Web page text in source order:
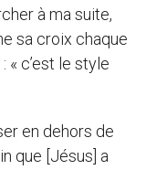
à ma suite,
sa croix chaque
« c’est le style
en dehors de
que [Jésus] a